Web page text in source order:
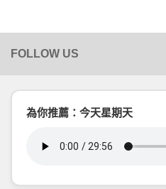
為你推薦：今天星期天